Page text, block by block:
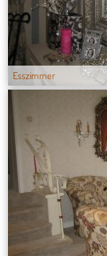
Esszimmer